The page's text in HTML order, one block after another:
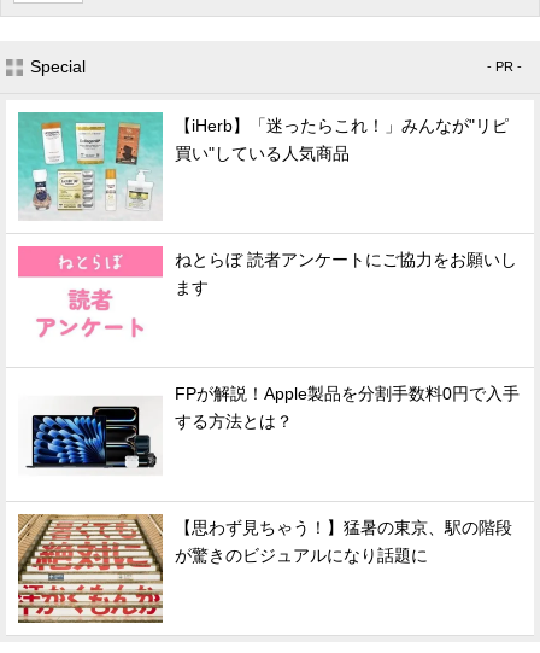
Special - PR -
【iHerb】「迷ったらこれ！」みんなが"リピ
買い"している人気商品
ねとらぼ 読者アンケートにご協力をお願いし
ます
FPが解説！Apple製品を分割手数料0円で入手
する方法とは？
【思わず見ちゃう！】猛暑の東京、駅の階段
が驚きのビジュアルになり話題に